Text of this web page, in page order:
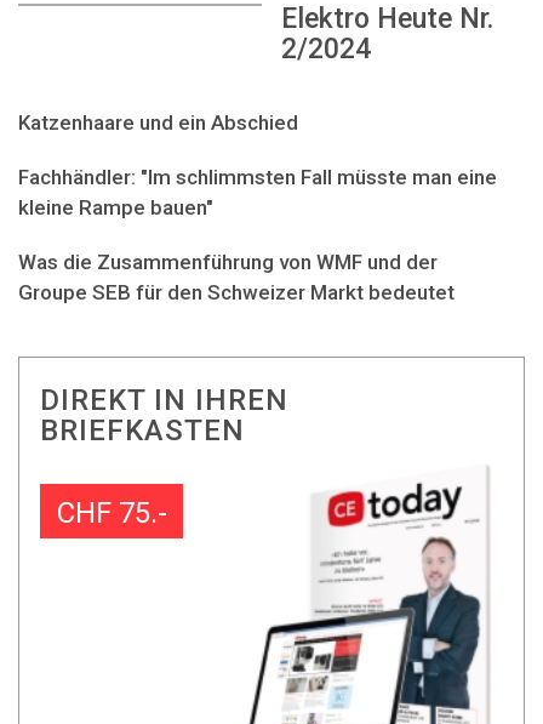
Elektro Heute Nr.
2/2024
Katzenhaare und ein Abschied
Fachhändler: "Im schlimmsten Fall müsste man eine
kleine Rampe bauen"
Was die Zusammenführung von WMF und der
Groupe SEB für den Schweizer Markt bedeutet
DIREKT IN IHREN
BRIEFKASTEN
CHF 75.-